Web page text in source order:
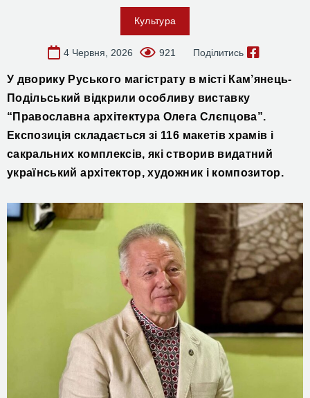
Культура
4 Червня, 2026 921 Поділитись
У дворику Руського магістрату в місті Кам’янець-
Подільський відкрили особливу виставку
“Православна архітектура Олега Слєпцова”.
Експозиція складається зі 116 макетів храмів і
сакральних комплексів, які створив видатний
український архітектор, художник і композитор.